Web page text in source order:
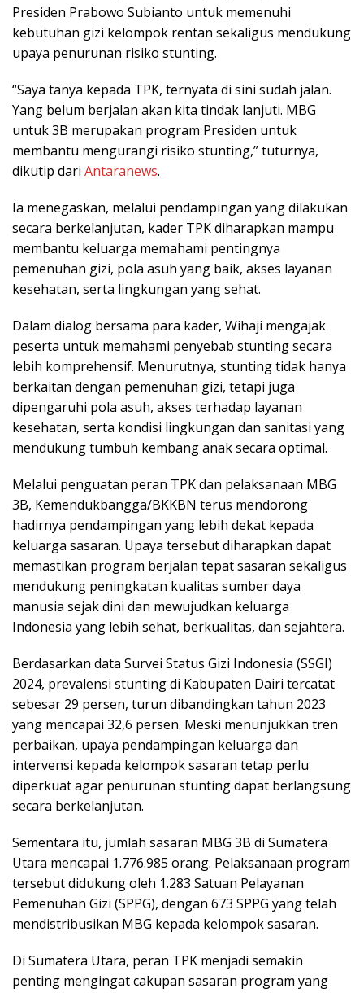
Presiden Prabowo Subianto untuk memenuhi
kebutuhan gizi kelompok rentan sekaligus mendukung
upaya penurunan risiko stunting.
“Saya tanya kepada TPK, ternyata di sini sudah jalan.
Yang belum berjalan akan kita tindak lanjuti. MBG
untuk 3B merupakan program Presiden untuk
membantu mengurangi risiko stunting,” tuturnya,
dikutip dari Antaranews.
Ia menegaskan, melalui pendampingan yang dilakukan
secara berkelanjutan, kader TPK diharapkan mampu
membantu keluarga memahami pentingnya
pemenuhan gizi, pola asuh yang baik, akses layanan
kesehatan, serta lingkungan yang sehat.
Dalam dialog bersama para kader, Wihaji mengajak
peserta untuk memahami penyebab stunting secara
lebih komprehensif. Menurutnya, stunting tidak hanya
berkaitan dengan pemenuhan gizi, tetapi juga
dipengaruhi pola asuh, akses terhadap layanan
kesehatan, serta kondisi lingkungan dan sanitasi yang
mendukung tumbuh kembang anak secara optimal.
Melalui penguatan peran TPK dan pelaksanaan MBG
3B, Kemendukbangga/BKKBN terus mendorong
hadirnya pendampingan yang lebih dekat kepada
keluarga sasaran. Upaya tersebut diharapkan dapat
memastikan program berjalan tepat sasaran sekaligus
mendukung peningkatan kualitas sumber daya
manusia sejak dini dan mewujudkan keluarga
Indonesia yang lebih sehat, berkualitas, dan sejahtera.
Berdasarkan data Survei Status Gizi Indonesia (SSGI)
2024, prevalensi stunting di Kabupaten Dairi tercatat
sebesar 29 persen, turun dibandingkan tahun 2023
yang mencapai 32,6 persen. Meski menunjukkan tren
perbaikan, upaya pendampingan keluarga dan
intervensi kepada kelompok sasaran tetap perlu
diperkuat agar penurunan stunting dapat berlangsung
secara berkelanjutan.
Sementara itu, jumlah sasaran MBG 3B di Sumatera
Utara mencapai 1.776.985 orang. Pelaksanaan program
tersebut didukung oleh 1.283 Satuan Pelayanan
Pemenuhan Gizi (SPPG), dengan 673 SPPG yang telah
mendistribusikan MBG kepada kelompok sasaran.
Di Sumatera Utara, peran TPK menjadi semakin
penting mengingat cakupan sasaran program yang